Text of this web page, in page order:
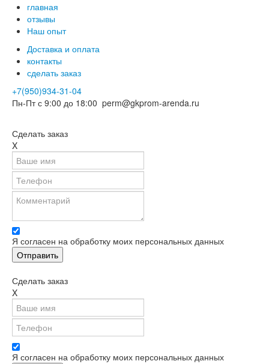
главная
отзывы
Наш опыт
Доставка и оплата
контакты
сделать заказ
+7(950)934-31-04
Пн-Пт с 9:00 до 18:00 perm@gkprom-arenda.ru
Сделать заказ
X
Я согласен на обработку моих персональных данных
Сделать заказ
X
Я согласен на обработку моих персональных данных